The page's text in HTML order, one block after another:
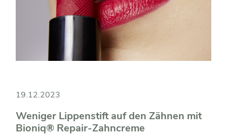
19.12.2023
Weniger Lippenstift auf den Zähnen mit
Bioniq® Repair-Zahncreme